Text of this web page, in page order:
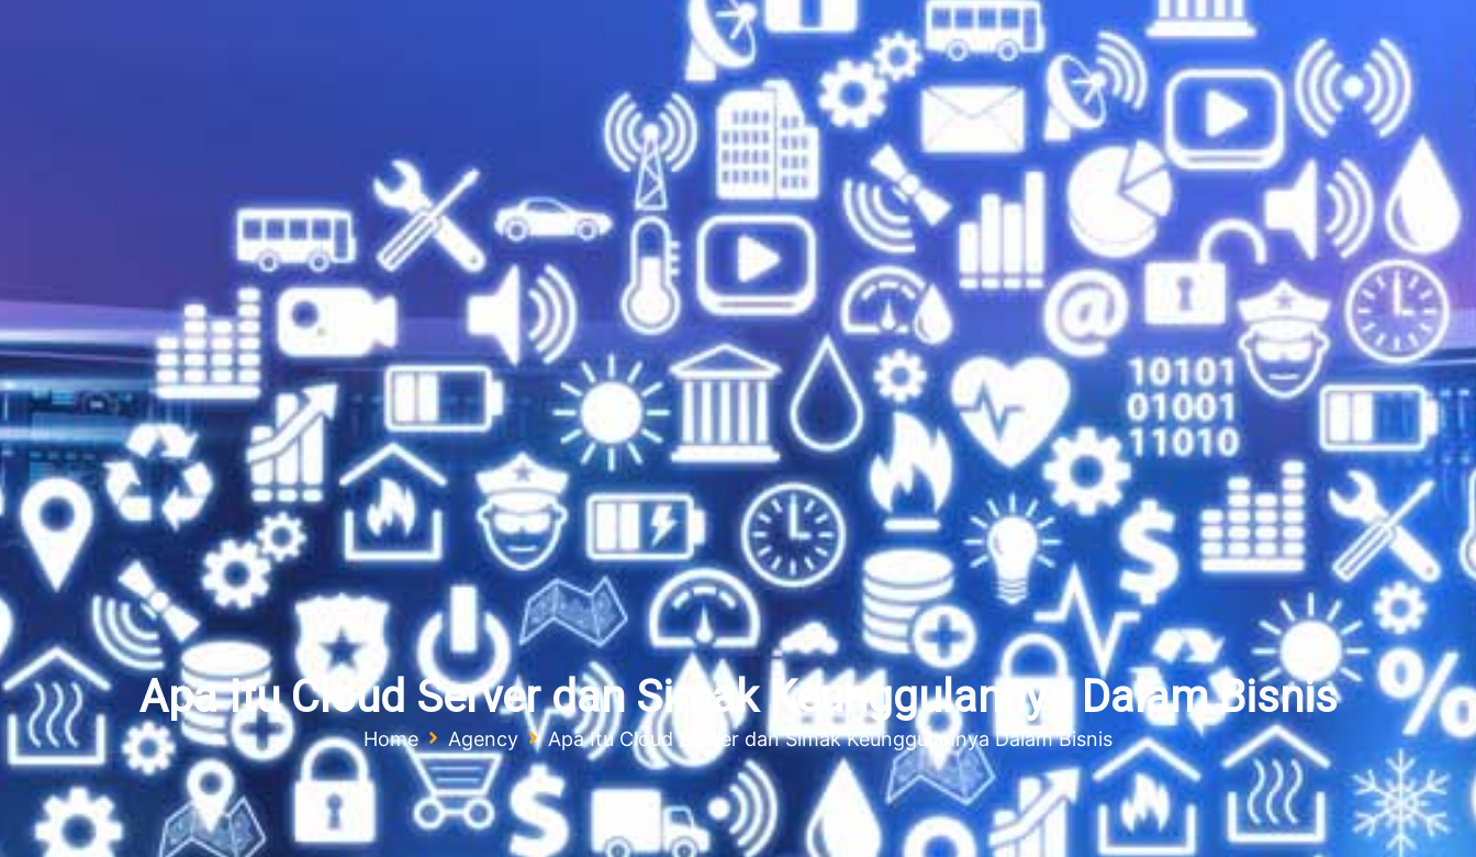
Apa Itu Cloud Server dan Simak Keunggulannya Dalam Bisnis
Home Agency Apa Itu Cloud Server dan Simak Keunggulannya Dalam Bisnis